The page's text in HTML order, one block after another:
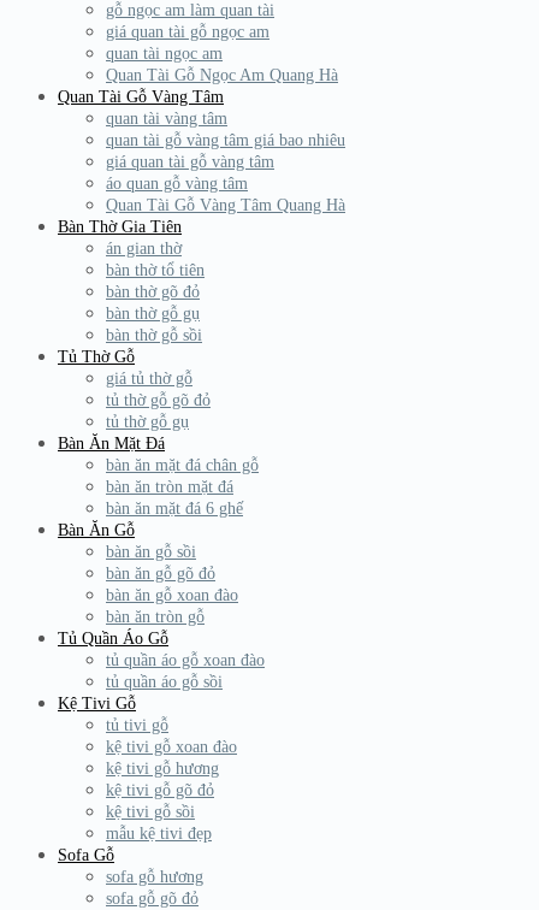
gỗ ngọc am làm quan tài
giá quan tài gỗ ngọc am
quan tài ngọc am
Quan Tài Gỗ Ngọc Am Quang Hà
Quan Tài Gỗ Vàng Tâm
quan tài vàng tâm
quan tài gỗ vàng tâm giá bao nhiêu
giá quan tài gỗ vàng tâm
áo quan gỗ vàng tâm
Quan Tài Gỗ Vàng Tâm Quang Hà
Bàn Thờ Gia Tiên
án gian thờ
bàn thờ tổ tiên
bàn thờ gõ đỏ
bàn thờ gỗ gụ
bàn thờ gỗ sồi
Tủ Thờ Gỗ
giá tủ thờ gỗ
tủ thờ gỗ gõ đỏ
tủ thờ gỗ gụ
Bàn Ăn Mặt Đá
bàn ăn mặt đá chân gỗ
bàn ăn tròn mặt đá
bàn ăn mặt đá 6 ghế
Bàn Ăn Gỗ
bàn ăn gỗ sồi
bàn ăn gỗ gõ đỏ
bàn ăn gỗ xoan đào
bàn ăn tròn gỗ
Tủ Quần Áo Gỗ
tủ quần áo gỗ xoan đào
tủ quần áo gỗ sồi
Kệ Tivi Gỗ
tủ tivi gỗ
kệ tivi gỗ xoan đào
kệ tivi gỗ hương
kệ tivi gỗ gõ đỏ
kệ tivi gỗ sồi
mẫu kệ tivi đẹp
Sofa Gỗ
sofa gỗ hương
sofa gỗ gõ đỏ